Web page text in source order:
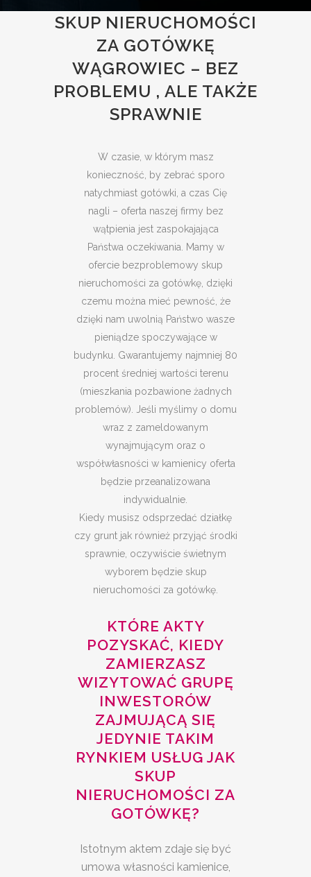
SKUP NIERUCHOMOŚCI
ZA GOTÓWKĘ
WĄGROWIEC – BEZ
PROBLEMU , ALE TAKŻE
SPRAWNIE
W czasie, w którym masz
konieczność, by zebrać sporo
natychmiast gotówki, a czas Cię
nagli – oferta naszej firmy bez
wątpienia jest zaspokajająca
Państwa oczekiwania. Mamy w
ofercie bezproblemowy skup
nieruchomości za gotówkę, dzięki
czemu można mieć pewność, że
dzięki nam uwolnią Państwo wasze
pieniądze spoczywające w
budynku. Gwarantujemy najmniej 80
procent średniej wartości terenu
(mieszkania pozbawione żadnych
problemów). Jeśli myślimy o domu
wraz z zameldowanym
wynajmującym oraz o
współwłasności w kamienicy oferta
będzie przeanalizowana
indywidualnie.
Kiedy musisz odsprzedać działkę
czy grunt jak również przyjąć środki
sprawnie, oczywiście świetnym
wyborem będzie skup
nieruchomości za gotówkę.
KTÓRE AKTY
POZYSKAĆ, KIEDY
ZAMIERZASZ
WIZYTOWAĆ GRUPĘ
INWESTORÓW
ZAJMUJĄCĄ SIĘ
JEDYNIE TAKIM
RYNKIEM USŁUG JAK
SKUP
NIERUCHOMOŚCI ZA
GOTÓWKĘ?
Istotnym aktem zdaje się być
umowa własności kamienice,